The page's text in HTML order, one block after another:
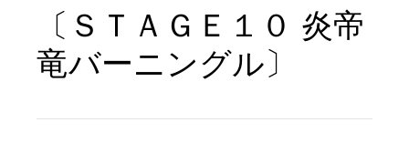
〔ＳＴＡＧＥ１０ 炎帝
竜バーニングル〕